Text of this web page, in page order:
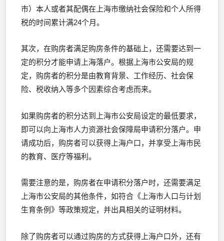
市）本人或者其配偶在上海市缴纳社会保险和个人所得
税的时间累计满24个月。
其次，在购房者满足购房条件的基础上，还需要达到一
定的积分才能申请上海落户。根据上海市公安局的规
定，购房者的积分是由教育背景、工作经历、社会保
险、税收纳入等多个因素综合考虑而来。
如果购房者的积分达到上海市公安局设定的最低要求，
即可以向上海市人力资源社会保障局申请积分落户。申
请成功后，购房者可以获得上海户口，并享受上海市民
的教育、医疗等福利。
需要注意的是，购房者在申请积分落户时，还需要满足
上海市公安局的其他条件，如符合《上海市人口与计划
生育条例》等政策规定，并出具相关的证明材料。
除了购房者可以通过购房的方式获得上海户口外，还有